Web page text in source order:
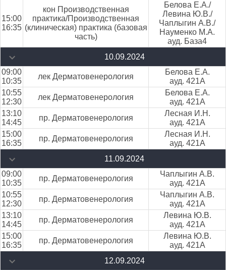
15:00
16:35
кон Производственная
практика/Производственная
(клиническая) практика (базовая
часть)
Белова Е.А./
Левина Ю.В./
Чаплыгин А.В./
Науменко М.А.
ауд. База4
10.09.2024
09:00
10:35
лек Дерматовенерология
Белова Е.А.
ауд. 421А
10:55
12:30
лек Дерматовенерология
Белова Е.А.
ауд. 421А
13:10
14:45
пр. Дерматовенерология
Лесная И.Н.
ауд. 421А
15:00
16:35
пр. Дерматовенерология
Лесная И.Н.
ауд. 421А
11.09.2024
09:00
10:35
пр. Дерматовенерология
Чаплыгин А.В.
ауд. 421А
10:55
12:30
пр. Дерматовенерология
Чаплыгин А.В.
ауд. 421А
13:10
14:45
пр. Дерматовенерология
Левина Ю.В.
ауд. 421А
15:00
16:35
пр. Дерматовенерология
Левина Ю.В.
ауд. 421А
12.09.2024